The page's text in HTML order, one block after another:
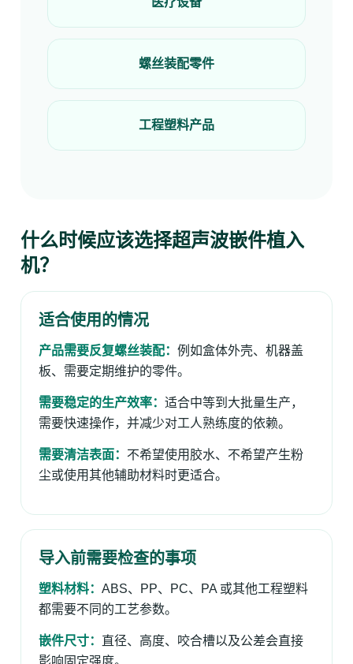
螺丝装配零件
工程塑料产品
什么时候应该选择超声波嵌件植入
机？
适合使用的情况
产品需要反复螺丝装配： 例如盒体外壳、机器盖
板、需要定期维护的零件。
需要稳定的生产效率： 适合中等到大批量生产，
需要快速操作，并减少对工人熟练度的依赖。
需要清洁表面： 不希望使用胶水、不希望产生粉
尘或使用其他辅助材料时更适合。
导入前需要检查的事项
塑料材料： ABS、PP、PC、PA 或其他工程塑料
都需要不同的工艺参数。
嵌件尺寸： 直径、高度、咬合槽以及公差会直接
影响固定强度。